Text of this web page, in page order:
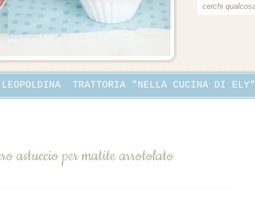
TRATTORIA "NELLA CUCINA DI ELY"
astuccio per matite arrotolato